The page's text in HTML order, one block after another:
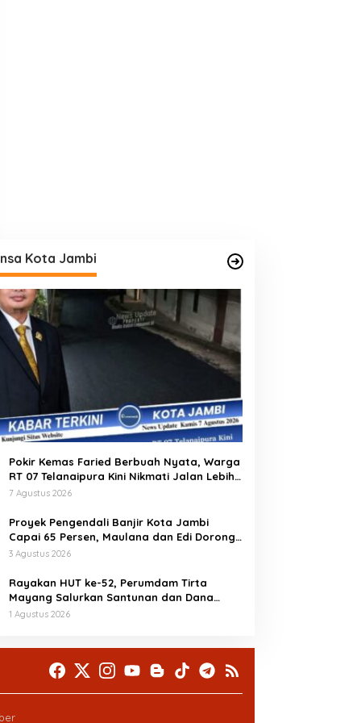
Kota Jambi
Pokir Kemas Faried Berbuah Nyata, Warga
RT 07 Telanaipura Kini Nikmati Jalan Lebih
Nyaman
7 Agustus 2026
Proyek Pengendali Banjir Kota Jambi
Capai 65 Persen, Maulana dan Edi Dorong
Jadi Daya Tarik Wisata
3 Agustus 2026
Rayakan HUT ke-52, Perumdam Tirta
Mayang Salurkan Santunan dan Dana
Prestasi, Perkuat Komitmen Tingkatkan
1 Agustus 2026